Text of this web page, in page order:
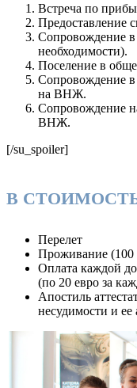
Встреча по
Предоставление
Сопровождение в
необходимости).
Поселение в
Сопровождение
на ВНЖ.
Сопровождение
ВНЖ.
[/su_spoiler]
В
Перелет
Проживание (100
Оплата каждой
(по 20 евро за
Апостиль
несудимости и